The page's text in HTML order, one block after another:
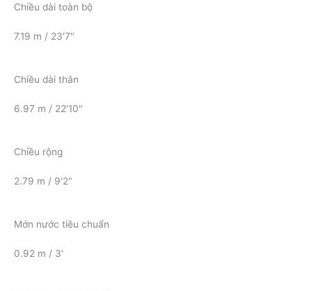
Chiều dài toàn bộ
7.19 m / 23'7"
Chiều dài thân
6.97 m / 22'10"
Chiều rộng
2.79 m / 9'2"
Mớn nước tiêu chuẩn
0.92 m / 3'